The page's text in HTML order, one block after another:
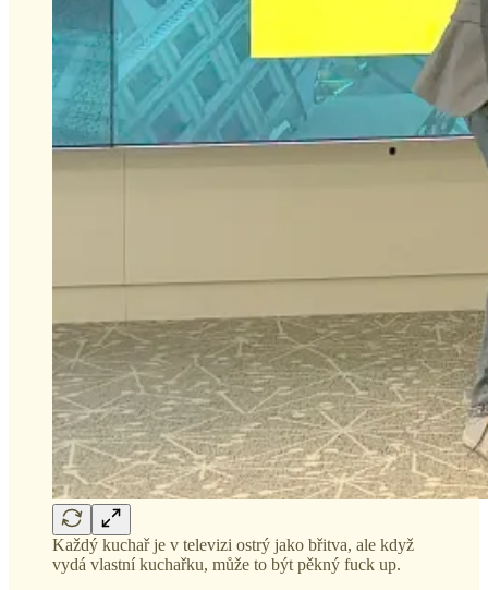
Každý kuchař je v televizi ostrý jako břitva, ale když
vydá vlastní kuchařku, může to být pěkný fuck up.